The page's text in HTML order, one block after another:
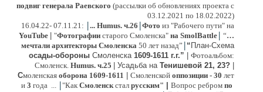
подвиг генерала Раевского (рассылки об обновлениях проекта с
03.12.2021 по 18.02.2022)
16.04.22- 07.11.21: |... Humus. ч.26 |Фото из "Рабочего пути" на
YouTube
"Фотографии старого Смоленска" на SmolBattle | “…
мечтали архитекторы Смоленска 50 лет назад” | “ План-Схема
осады-обороны Смоленска 1609-1611 г.г.”
Фотоальбом:
Смоленск. Humus. ч.25 | Усадьба на Тенишевой 21, 23?
Смоленская оборона 1609-1611 Смоленской оппозиции - 30 лет
и 3 года ... |"Как Смоленскстал русским" Вопрос ребром по